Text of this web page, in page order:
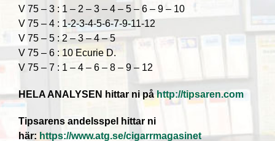
V 75 – 3 : 1 – 2 – 3 – 4 – 5 – 6 – 9 – 10
V 75 – 4 : 1-2-3-4-5-6-7-9-11-12
V 75 – 5 : 2 – 3 – 4 – 5
V 75 – 6 : 10 Ecurie D.
V 75 – 7 : 1 – 4 – 6 – 8 – 9 – 12
HELA ANALYSEN hittar ni på http://tipsaren.com
Tipsarens andelsspel hittar ni
här: https://www.atg.se/cigarrmagasinet